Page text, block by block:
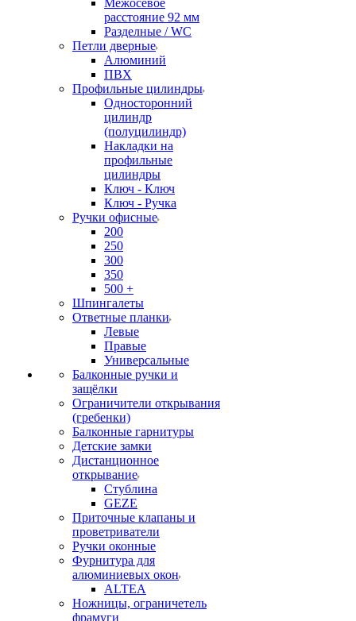
Межосевое
расстояние 92 мм
Разделные / WC
Петли дверные
Алюминий
ПВХ
Профильные цилиндры
Односторонний
цилиндр
(полуцилиндр)
Накладки на
профильные
цилиндры
Ключ - Ключ
Ключ - Ручка
Ручки офисные
200
250
300
350
500 +
Шпингалеты
Ответные планки
Левые
Правые
Универсальные
Балконные ручки и
защёлки
Ограничители открывания
(гребенки)
Балконные гарнитуры
Детские замки
Дистанционное
открывание
Стублина
GEZE
Приточные клапаны и
проветриватели
Ручки оконные
Фурнитура для
алюминиевых окон
ALTEA
Ножницы, ограничетель
фрамуги